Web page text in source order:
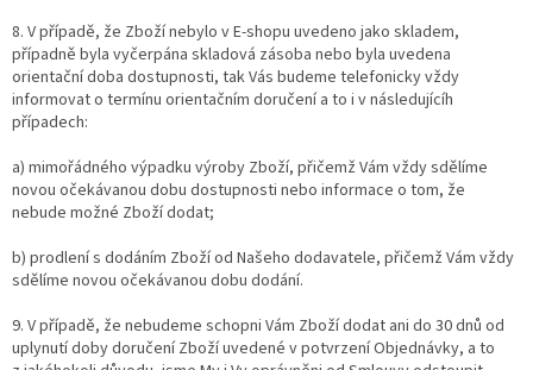
8. V případě, že Zboží nebylo v E-shopu uvedeno jako skladem,
případně byla vyčerpána skladová zásoba nebo byla uvedena
orientační doba dostupnosti, tak Vás budeme telefonicky vždy
informovat o termínu orientačním doručení a to i v následujícíh
případech:
a) mimořádného výpadku výroby Zboží, přičemž Vám vždy sdělíme
novou očekávanou dobu dostupnosti nebo informace o tom, že
nebude možné Zboží dodat;
b) prodlení s dodáním Zboží od Našeho dodavatele, přičemž Vám vždy
sdělíme novou očekávanou dobu dodání.
9. V případě, že nebudeme schopni Vám Zboží dodat ani do 30 dnů od
uplynutí doby doručení Zboží uvedené v potvrzení Objednávky, a to